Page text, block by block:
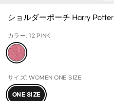
ショルダーポーチ Harry Potter
カラー: 12 PINK
サイズ: WOMEN ONE SIZE
ONE SIZE